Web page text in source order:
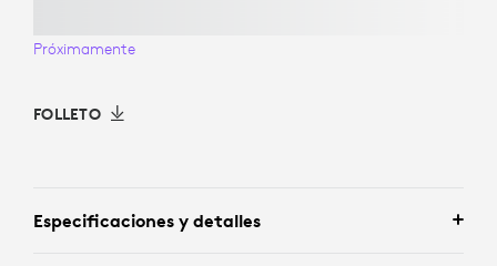
Próximamente
FOLLETO
Especificaciones y detalles